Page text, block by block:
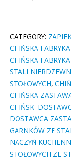
CATEGORY:
CHIŃSKA
CHIŃSKA
STALI
STOŁOWYCH,
CHIŃSKA
CHIŃSKI
DOSTAWCA
GARNKÓW ZE
NACZYŃ
STOŁOWYCH ZE